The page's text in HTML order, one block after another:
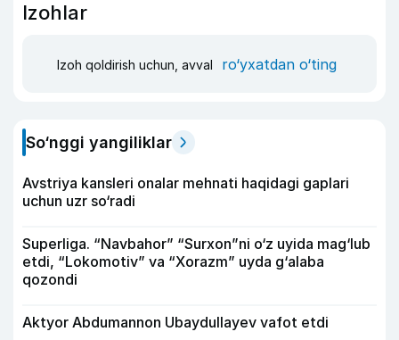
Izohlar
Izoh qoldirish uchun, avval ro‘yxatdan o‘ting
So‘nggi yangiliklar
Avstriya kansleri onalar mehnati haqidagi gaplari
uchun uzr so‘radi
Superliga. “Navbahor” “Surxon”ni o‘z uyida mag‘lub
etdi, “Lokomotiv” va “Xorazm” uyda g‘alaba
qozondi
Aktyor Abdu­mannon Ubaydullayev vafot etdi